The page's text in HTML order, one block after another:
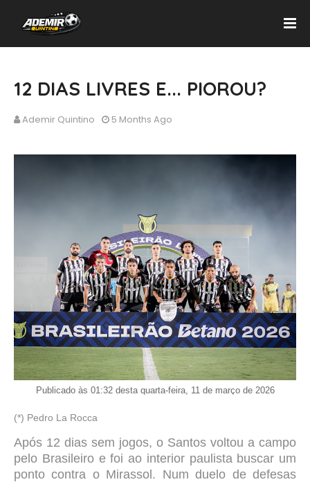
12 DIAS LIVRES E... PIOROU?
Ademir Quintino 5 Months Ago
Publicado às 01:32 desta quarta-feira, 11 de março de 2026
(*) Pedro La Rocca
Após 12 dias sem jogos, o Santos voltou a campo
pelo Brasileiro e foi ao interior paulista buscar um
ponto contra o Mirassol. Num duelo de defesas